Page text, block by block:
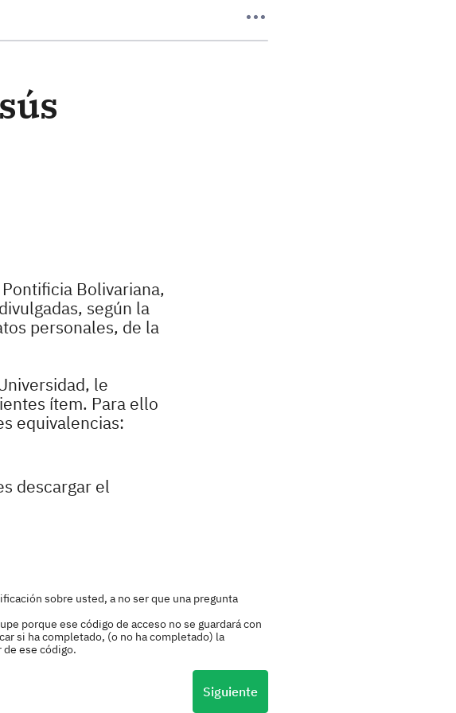
Bolivariana,
según la
personales, de la
le
ítem. Para ello
equivalencias:
descargar el
sobre usted, a no ser que una pregunta
porque ese código de acceso no se guardará con
si ha completado, (o no ha completado) la
ese código.
Siguiente